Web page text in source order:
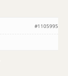
#1105995